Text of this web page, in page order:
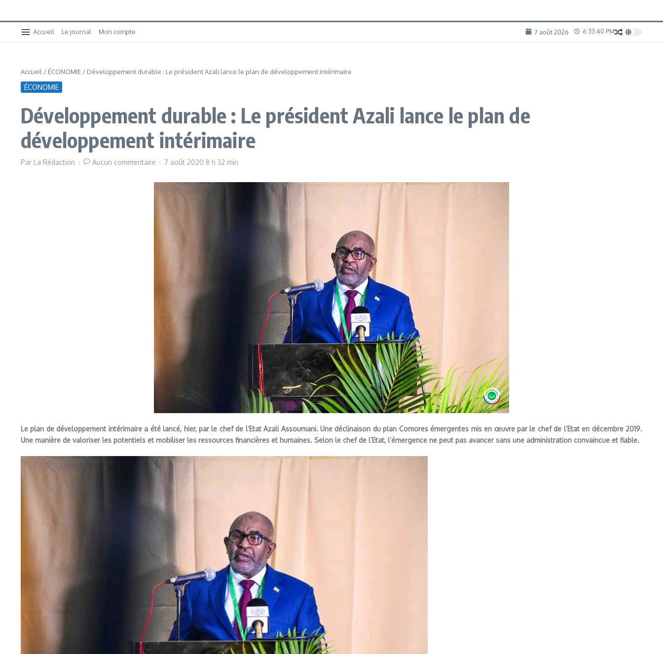
Accueil Le journal Mon compte 7 août 2026 6:33:41 PM
Accueil / ÉCONOMIE / Développement durable : Le président Azali lance le plan de développement intérimaire
ÉCONOMIE
Développement durable : Le président Azali lance le plan de
développement intérimaire
Par La Rédaction Aucun commentaire 7 août 2020 8 h 32 min
Le plan de développement intérimaire a été lancé, hier, par le chef de l’Etat Azali Assoumani. Une déclinaison du plan Comores émergentes mis en œuvre par le chef de l’Etat en décembre 2019.
Une manière de valoriser les potentiels et mobiliser les ressources financières et humaines. Selon le chef de l’Etat, l’émergence ne peut pas avancer sans une administration convaincue et fiable.